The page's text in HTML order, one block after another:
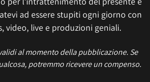
ad essere stupiti ogni giorno con
video, live e produzioni geniali.
al momento della pubblicazione. Se
potremmo ricevere un compenso.